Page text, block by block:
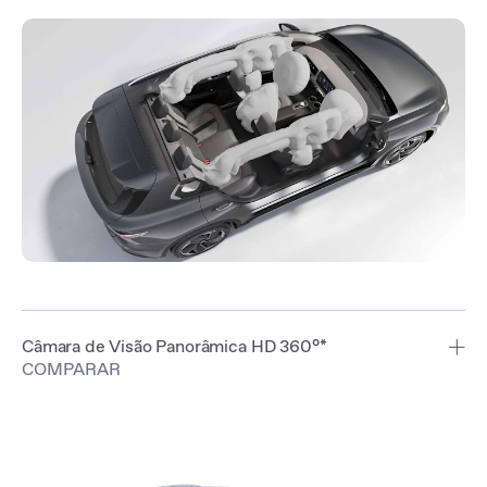
Câmara de Visão Panorâmica HD 360°*
COMPARAR